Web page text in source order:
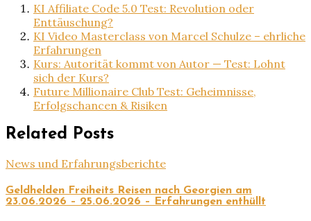
KI Affiliate Code 5.0 Test: Revolution oder
Enttäuschung?
KI Video Masterclass von Marcel Schulze – ehrliche
Erfahrungen
Kurs: Autorität kommt von Autor — Test: Lohnt
sich der Kurs?
Future Millionaire Club Test: Geheimnisse,
Erfolgschancen & Risiken
Related Posts
News und Erfahrungsberichte
Geldhelden Freiheits Reisen nach Georgien am
23.06.2026 – 25.06.2026 – Erfahrungen enthüllt